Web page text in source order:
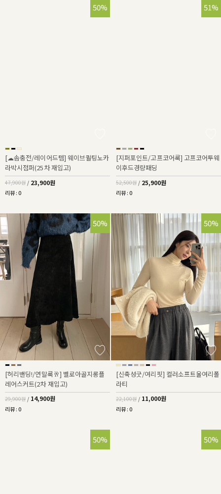
50%
[☁솜충전/레이어드템] 웨이브퀼팅노카
라박시점퍼(25차 재입고)
47,900원 / 23,900원
리뷰 : 0
51%
[지퍼포인트/고프코어룩] 고프코어투웨
이후드경량패딩
52,500원 / 25,900원
리뷰 : 0
50%
[허리밴딩!/연말룩🥂] 벨로아골지롱플
레어스커트(2차 재입고)
29,900원 / 14,900원
리뷰 : 0
50%
[신축성굿/여리핏] 컬러소프트울여리폴
라티
22,100원 / 11,000원
리뷰 : 0
50% 50%